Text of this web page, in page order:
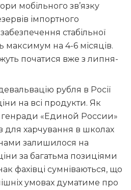
мобільного зв’язку
імпортного
стабільної
максимум на 4-6 місяців.
початися вже з липня-
рубля в Росії
на всі продукти. Як
генради «Единой России»
для харчування в школах
залишилося на
за багатьма позиціями
фахівці сумніваються, що
умовах думатиме про